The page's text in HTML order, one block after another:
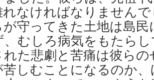
なければなりません
が守ってきた土地は島
、むしろ病気をもたら
れた悲劇と苦痛は彼ら
苦しむことになるのか